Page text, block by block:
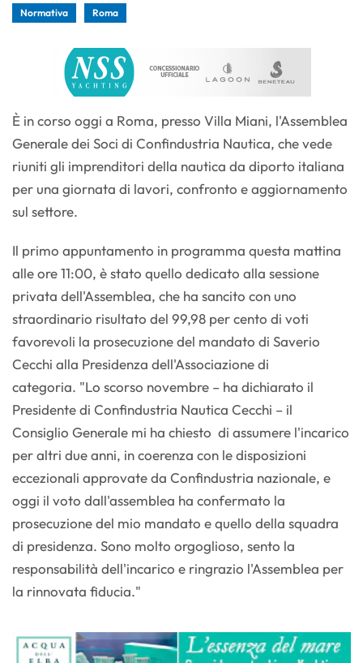
Normativa Roma
È in corso oggi a Roma, presso Villa Miani, l'Assemblea
Generale dei Soci di Confindustria Nautica, che vede
riuniti gli imprenditori della nautica da diporto italiana
per una giornata di lavori, confronto e aggiornamento
sul settore.
Il primo appuntamento in programma questa mattina
alle ore 11:00, è stato quello dedicato alla sessione
privata dell'Assemblea, che ha sancito con uno
straordinario risultato del 99,98 per cento di voti
favorevoli la prosecuzione del mandato di Saverio
Cecchi alla Presidenza dell'Associazione di
categoria. "Lo scorso novembre – ha dichiarato il
Presidente di Confindustria Nautica Cecchi – il
Consiglio Generale mi ha chiesto di assumere l'incarico
per altri due anni, in coerenza con le disposizioni
eccezionali approvate da Confindustria nazionale, e
oggi il voto dall'assemblea ha confermato la
prosecuzione del mio mandato e quello della squadra
di presidenza. Sono molto orgoglioso, sento la
responsabilità dell'incarico e ringrazio l'Assemblea per
la rinnovata fiducia."